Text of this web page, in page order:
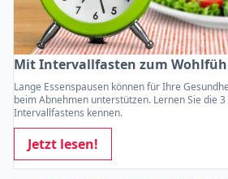
Mit Intervallfasten zum
Lange Essenspausen können für Ihre
beim Abnehmen unterstützen. Lernen Sie die
Intervallfastens kennen.
Jetzt lesen!